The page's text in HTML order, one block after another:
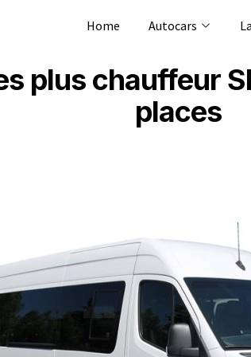
Home Autocars
plus chauffeur
places